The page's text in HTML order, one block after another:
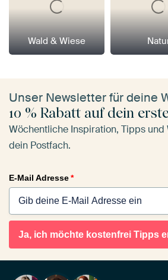
Wald & Wiese
Unser Newsletter für deine
10 % Rabatt auf dein
Wöchentliche Inspiration, Tipps
dein Postfach.
E-Mail Adresse*
Ja, ich möchte kostenfrei Tipps